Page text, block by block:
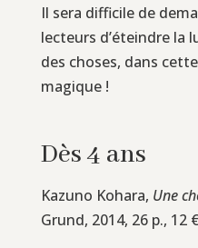
Il sera difficile de
lecteurs d’éteindre la
des choses, dans
magique !
Dès 4 ans
Kazuno Kohara, Une
Grund, 2014, 26 p., 12 €